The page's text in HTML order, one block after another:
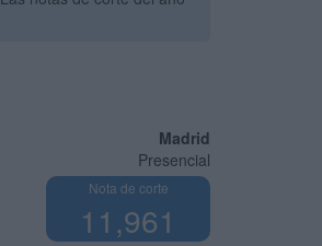
Madrid
Presencial
Nota de corte
11,961